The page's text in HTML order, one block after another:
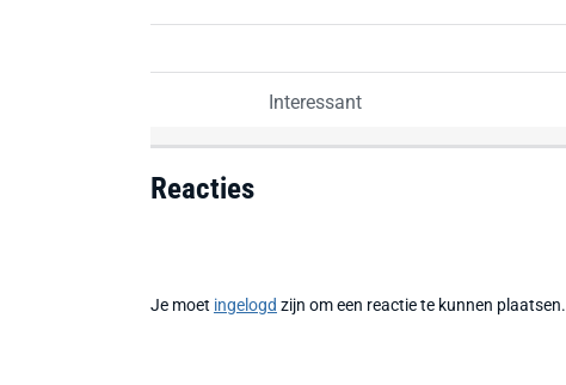
Interessant
Reacties
Je moet ingelogd zijn om een reactie te kunnen plaatsen.